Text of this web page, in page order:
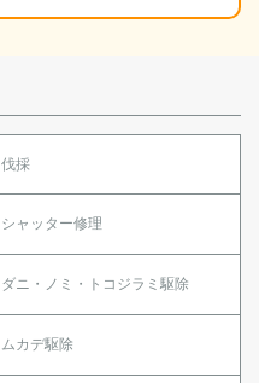
伐採
シャッター修理
ダニ・ノミ・トコジラミ駆除
ムカデ駆除